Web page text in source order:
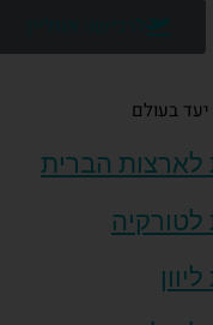
יעד בעולם
לארצות הברית
לטורקיה